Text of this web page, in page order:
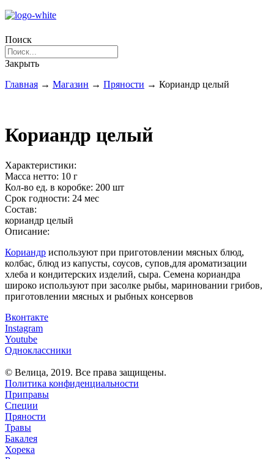
Поиск
Закрыть
Главная → Магазин → Пряности → Кориандр целый
Кориандр целый
Характеристики:
Масса нетто: 10 г
Кол-во ед. в коробке: 200 шт
Срок годности: 24 мес
Состав:
кориандр целый
Описание:
Кориандр используют при приготовлении мясных блюд,
колбас, блюд из капусты, соусов, супов,для ароматизации
хлеба и кондитерских изделий, сыра. Семена кориандра
широко используют при засолке рыбы, мариновании грибов,
приготовлении мясных и рыбных консервов
Вконтакте
Instagram
Youtube
Одноклассники
© Велица, 2019. Все права защищены.
Политика конфиденциальности
Приправы
Специи
Пряности
Травы
Бакалея
Хорека